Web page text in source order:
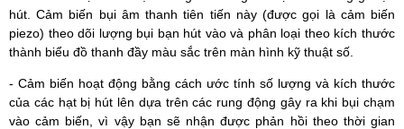
hút. Cảm biến bụi âm thanh tiên tiến này (được gọi là cảm biến
piezo) theo dõi lượng bụi bạn hút vào và phân loại theo kích thước
thành biểu đồ thanh đầy màu sắc trên màn hình kỹ thuật số.
- Cảm biến hoạt động bằng cách ước tính số lượng và kích thước
của các hạt bị hút lên dựa trên các rung động gây ra khi bụi chạm
vào cảm biến, vì vậy bạn sẽ nhận được phản hồi theo thời gian